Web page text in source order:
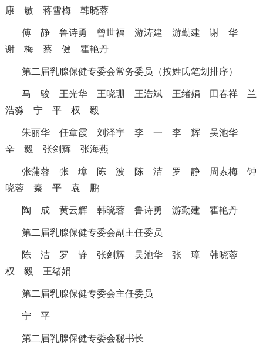
康 敏 蒋雪梅 韩晓蓉
傅 静 鲁诗勇 曾世福 游涛建 游勤建 谢 华
谢 梅 蔡 健 霍艳丹
第二届乳腺保健专委会常务委员（按姓氏笔划排序）
马 骏 王光华 王晓珊 王浩斌 王绪娟 田春祥 兰
浩淼 宁 平 权 毅
朱丽华 任章霞 刘泽宇 李 一 李 辉 吴池华
辛 毅 张剑辉 张海燕
张蒲蓉 张 璋 陈 波 陈 洁 罗 静 周素梅 钟
晓蓉 秦 平 袁 鹏
陶 成 黄云辉 韩晓蓉 鲁诗勇 游勤建 霍艳丹
第二届乳腺保健专委会副主任委员
陈 洁 罗 静 张剑辉 吴池华 张 璋 韩晓蓉
权 毅 王绪娟
第二届乳腺保健专委会主任委员
宁 平
第二届乳腺保健专委会秘书长